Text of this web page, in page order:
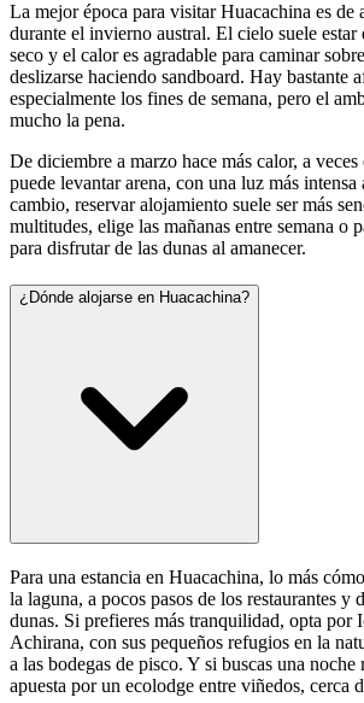
La mejor época para visitar Huacachina es de
durante el invierno austral. El cielo suele estar
seco y el calor es agradable para caminar
deslizarse haciendo sandboard. Hay bastante
especialmente los fines de semana, pero el
mucho la pena.
De diciembre a marzo hace más calor, a
puede levantar arena, con una luz más
cambio, reservar alojamiento suele ser más
multitudes, elige las mañanas entre semana o
para disfrutar de las dunas al amanecer.
¿Dónde alojarse en Huacachina?
Para una estancia en Huacachina, lo más
la laguna, a pocos pasos de los restaurantes y
dunas. Si prefieres más tranquilidad, opta por
Achirana, con sus pequeños refugios en la
a las bodegas de pisco. Y si buscas una noche
apuesta por un ecolodge entre viñedos, cerca